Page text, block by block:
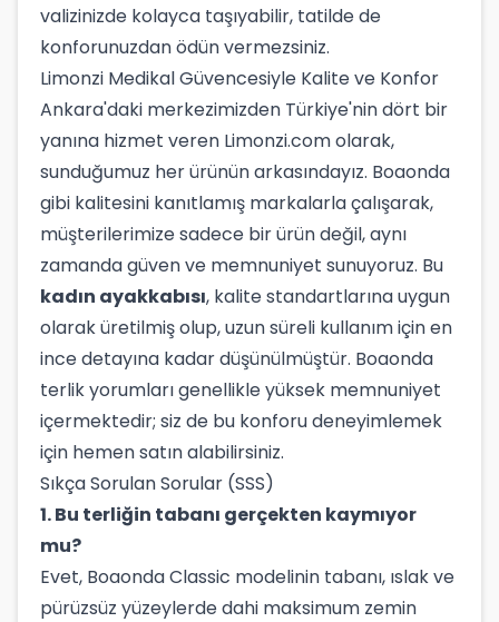
valizinizde kolayca taşıyabilir, tatilde de
konforunuzdan ödün vermezsiniz.
Limonzi Medikal Güvencesiyle Kalite ve Konfor
Ankara'daki merkezimizden Türkiye'nin dört bir
yanına hizmet veren Limonzi.com olarak,
sunduğumuz her ürünün arkasındayız. Boaonda
gibi kalitesini kanıtlamış markalarla çalışarak,
müşterilerimize sadece bir ürün değil, aynı
zamanda güven ve memnuniyet sunuyoruz. Bu
kadın ayakkabısı, kalite standartlarına uygun
olarak üretilmiş olup, uzun süreli kullanım için en
ince detayına kadar düşünülmüştür. Boaonda
terlik yorumları genellikle yüksek memnuniyet
içermektedir; siz de bu konforu deneyimlemek
için hemen satın alabilirsiniz.
Sıkça Sorulan Sorular (SSS)
1. Bu terliğin tabanı gerçekten kaymıyor
mu?
Evet, Boaonda Classic modelinin tabanı, ıslak ve
pürüzsüz yüzeylerde dahi maksimum zemin